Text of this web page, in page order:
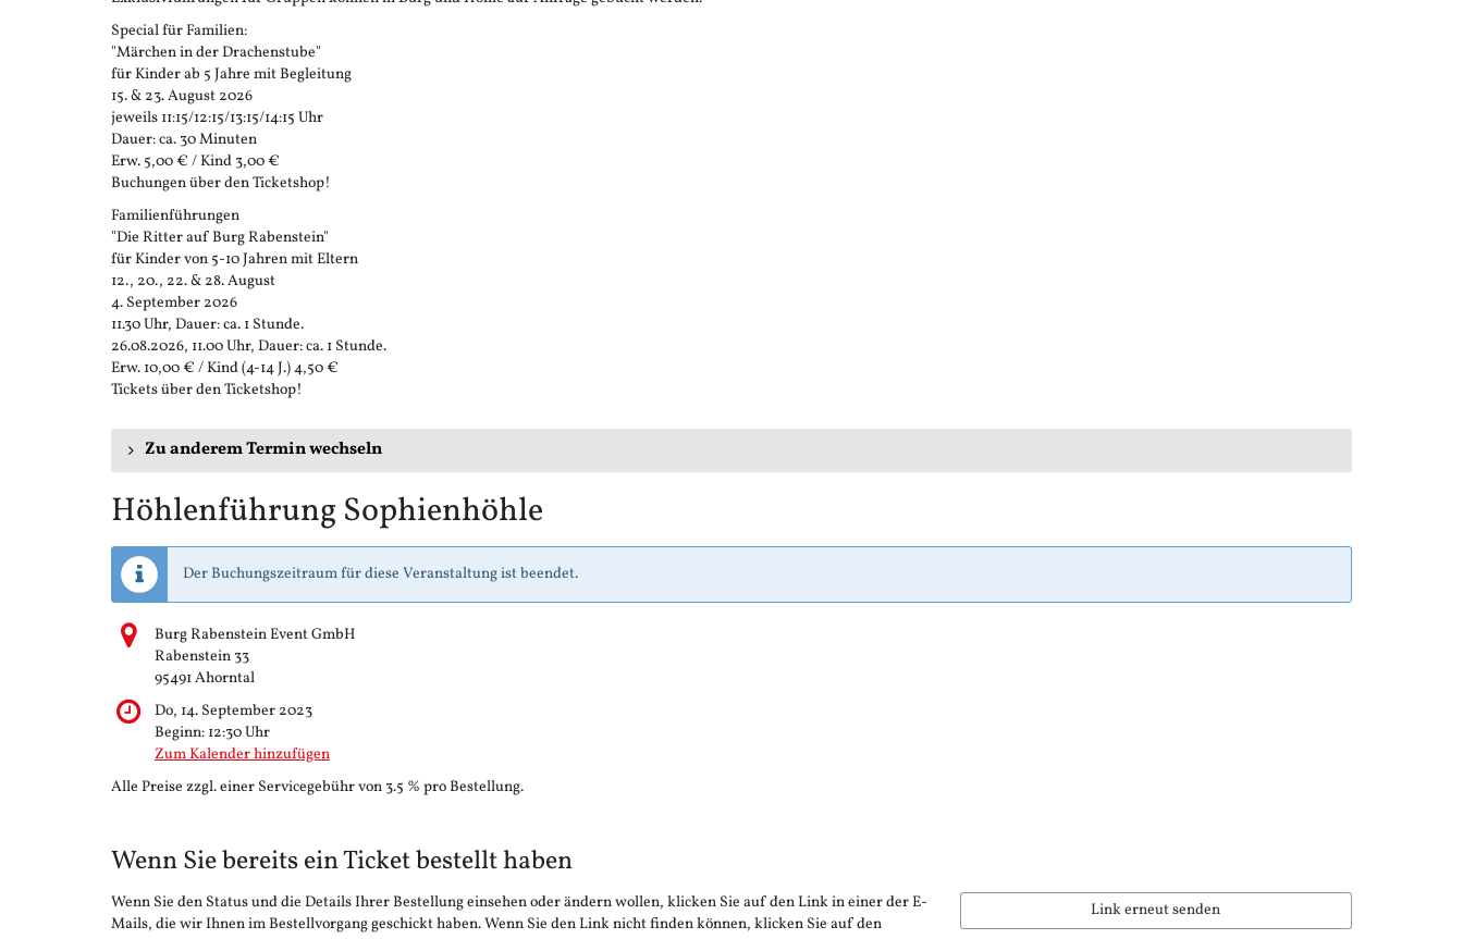
Special für Familien:
"Märchen in der Drachenstube"
für Kinder ab 5 Jahre mit Begleitung
15. & 23. August 2026
jeweils 11:15/12:15/13:15/14:15 Uhr
Dauer: ca. 30 Minuten
Erw. 5,00 € / Kind 3,00 €
Buchungen über den Ticketshop!
Familienführungen
"Die Ritter auf Burg Rabenstein"
für Kinder von 5-10 Jahren mit Eltern
12., 20., 22. & 28. August
4. September 2026
11.30 Uhr, Dauer: ca. 1 Stunde.
26.08.2026, 11.00 Uhr, Dauer: ca. 1 Stunde.
Erw. 10,00 € / Kind (4-14 J.) 4,50 €
Tickets über den Ticketshop!
Zu anderem Termin wechseln
Höhlenführung Sophienhöhle
Der Buchungszeitraum für diese Veranstaltung ist beendet.
Burg Rabenstein Event GmbH
Rabenstein 33
95491 Ahorntal
Do, 14. September 2023
Beginn: 12:30Uhr
Zum Kalender hinzufügen
Alle Preise zzgl. einer Servicegebühr von 3.5 % pro Bestellung.
Wenn Sie bereits ein Ticket bestellt haben
Wenn Sie den Status und die Details Ihrer Bestellung einsehen oder ändern wollen, klicken Sie auf den Link in einer der E-
Mails, die wir Ihnen im Bestellvorgang geschickt haben. Wenn Sie den Link nicht finden können, klicken Sie auf den
Link erneut senden